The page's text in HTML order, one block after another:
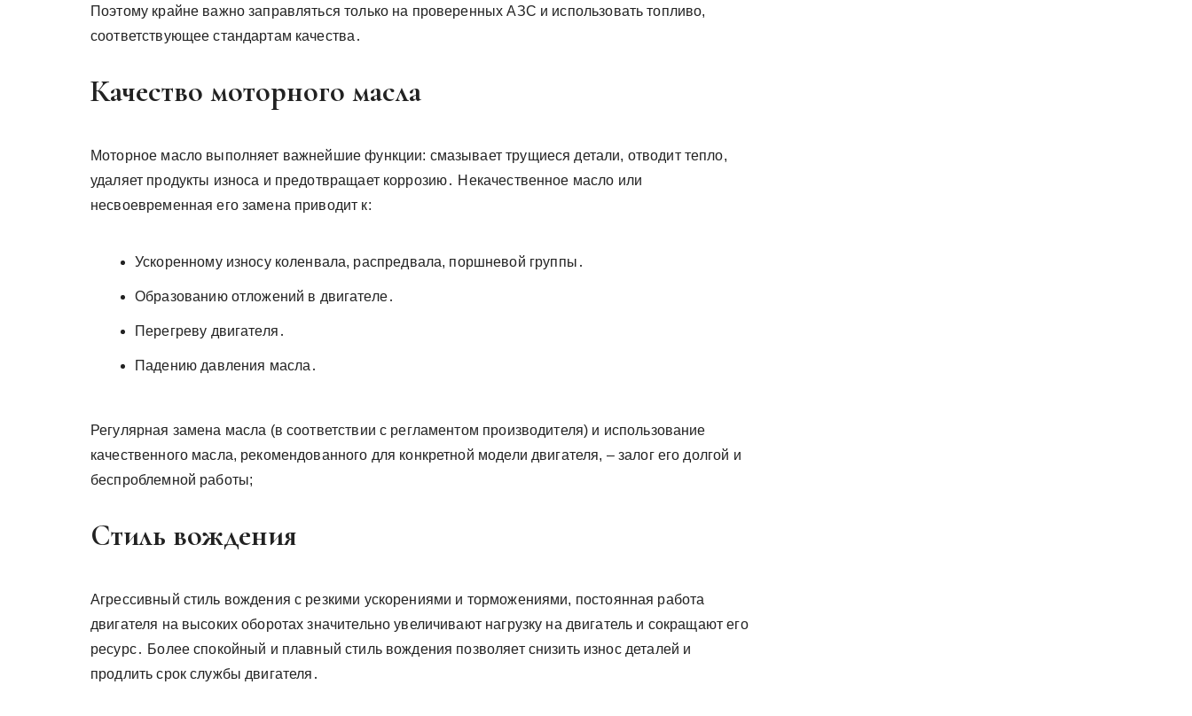
Поэтому крайне важно заправляться только на проверенных АЗС и использовать топливо,
соответствующее стандартам качества․
Качество моторного масла
Моторное масло выполняет важнейшие функции: смазывает трущиеся детали, отводит тепло,
удаляет продукты износа и предотвращает коррозию․ Некачественное масло или
несвоевременная его замена приводит к:
Ускоренному износу коленвала, распредвала, поршневой группы․
Образованию отложений в двигателе․
Перегреву двигателя․
Падению давления масла․
Регулярная замена масла (в соответствии с регламентом производителя) и использование
качественного масла, рекомендованного для конкретной модели двигателя, – залог его долгой и
беспроблемной работы;
Стиль вождения
Агрессивный стиль вождения с резкими ускорениями и торможениями, постоянная работа
двигателя на высоких оборотах значительно увеличивают нагрузку на двигатель и сокращают его
ресурс․ Более спокойный и плавный стиль вождения позволяет снизить износ деталей и
продлить срок службы двигателя․